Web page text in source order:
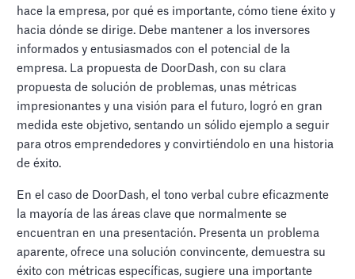
hace la empresa, por qué es importante, cómo tiene éxito y
hacia dónde se dirige. Debe mantener a los inversores
informados y entusiasmados con el potencial de la
empresa. La propuesta de DoorDash, con su clara
propuesta de solución de problemas, unas métricas
impresionantes y una visión para el futuro, logró en gran
medida este objetivo, sentando un sólido ejemplo a seguir
para otros emprendedores y convirtiéndolo en una historia
de éxito.
En el caso de DoorDash, el tono verbal cubre eficazmente
la mayoría de las áreas clave que normalmente se
encuentran en una presentación. Presenta un problema
aparente, ofrece una solución convincente, demuestra su
éxito con métricas específicas, sugiere una importante